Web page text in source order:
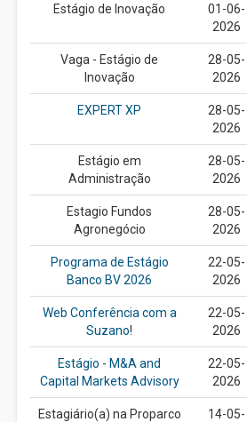
Estágio de Inovação
01-06-
2026
Vaga - Estágio de
Inovação
28-05-
2026
EXPERT XP
28-05-
2026
Estágio em
Administração
28-05-
2026
Estagio Fundos
Agronegócio
28-05-
2026
Programa de Estágio
Banco BV 2026
22-05-
2026
Web Conferência com a
Suzano!
22-05-
2026
Estágio - M&A and
Capital Markets Advisory
22-05-
2026
Estagiário(a) na Proparco
14-05-